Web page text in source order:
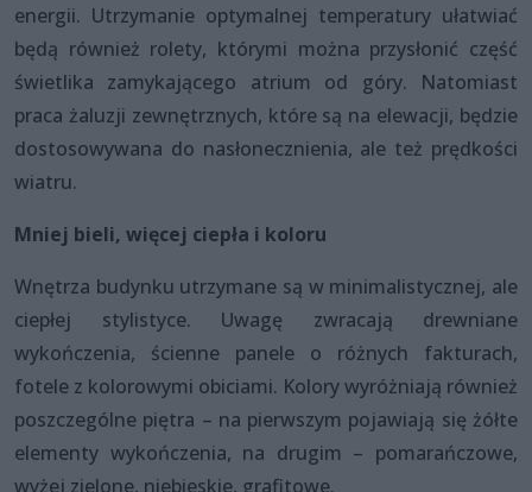
energii. Utrzymanie optymalnej temperatury ułatwiać
będą również rolety, którymi można przysłonić część
świetlika zamykającego atrium od góry. Natomiast
praca żaluzji zewnętrznych, które są na elewacji, będzie
dostosowywana do nasłonecznienia, ale też prędkości
wiatru.
Mniej bieli, więcej ciepła i koloru
Wnętrza budynku utrzymane są w minimalistycznej, ale
ciepłej stylistyce. Uwagę zwracają drewniane
wykończenia, ścienne panele o różnych fakturach,
fotele z kolorowymi obiciami. Kolory wyróżniają również
poszczególne piętra – na pierwszym pojawiają się żółte
elementy wykończenia, na drugim – pomarańczowe,
wyżej zielone, niebieskie, grafitowe.